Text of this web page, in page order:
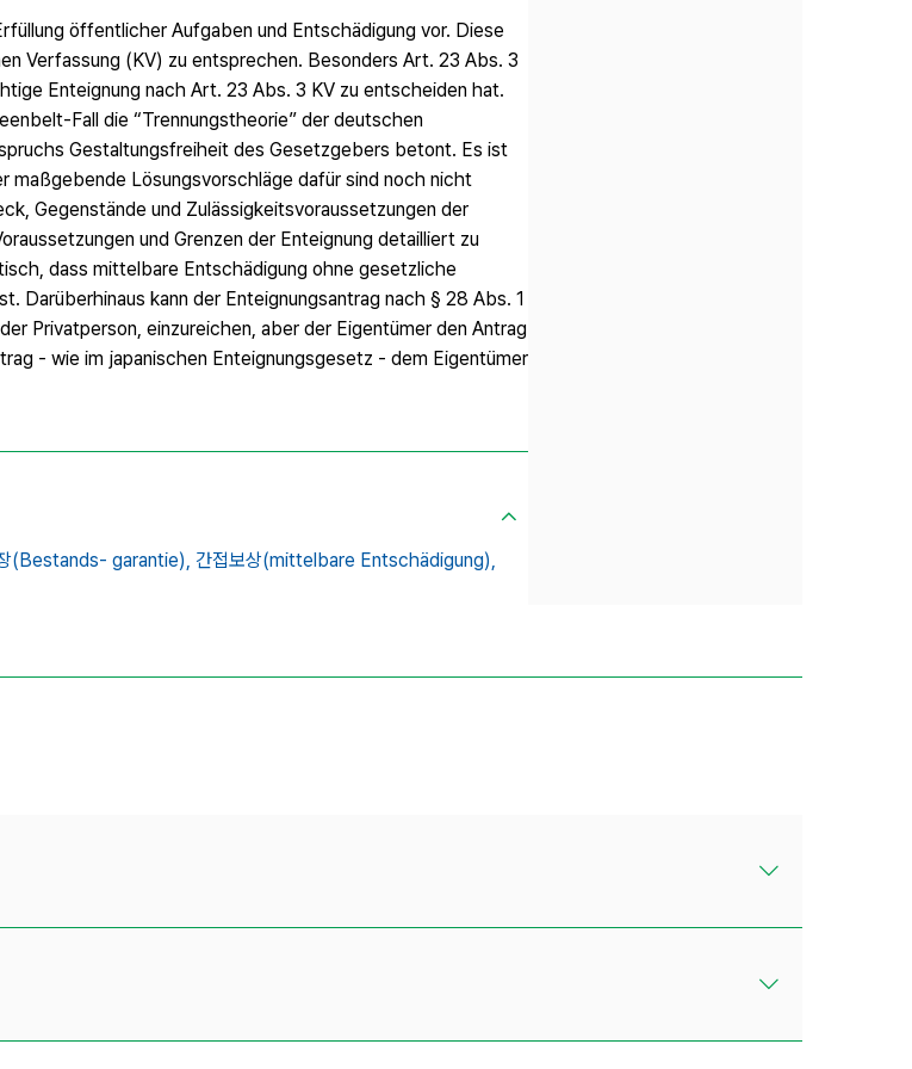
öffentlicher Aufgaben und Entschädigung vor. Diese
Verfassung (KV) zu entsprechen. Besonders Art. 23 Abs. 3
Enteignung nach Art. 23 Abs. 3 KV zu entscheiden hat.
Fall die “Trennungstheorie” der deutschen
Gestaltungsfreiheit des Gesetzgebers betont. Es ist
maßgebende Lösungsvorschläge dafür sind noch nicht
Gegenstände und Zulässigkeitsvoraussetzungen der
und Grenzen der Enteignung detailliert zu
dass mittelbare Entschädigung ohne gesetzliche
Darüberhinaus kann der Enteignungsantrag nach § 28 Abs. 1
Privatperson, einzureichen, aber der Eigentümer den Antrag
- wie im japanischen Enteignungsgesetz - dem Eigentümer
(Bestands- garantie), 간접보상(mittelbare Entschädigung),